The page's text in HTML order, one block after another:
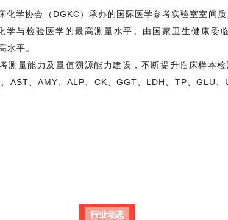
化学协会（DGKC）承办的国际医学参考实验室室间
与检验医学的最高测量水平。由国家卫生健康委
水平。
测量能力及量值溯源能力建设，不断提升临床样本
AST、AMY、ALP、CK、GGT、LDH、TP、GLU
行业动态